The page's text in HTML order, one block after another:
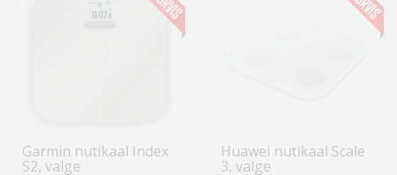
Garmin nutikaal Index
S2, valge
Huawei nutikaal Scale
3, valge